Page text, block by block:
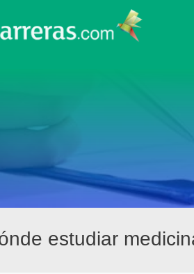
estudiar